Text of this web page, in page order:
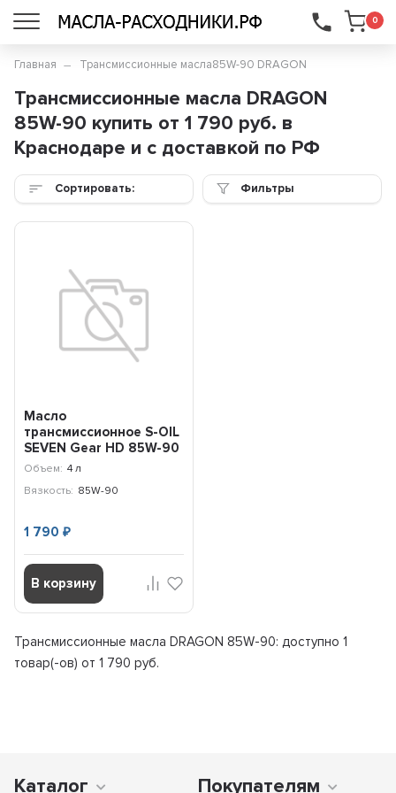
0
...
Главная Трансмиссионные масла85W-90 DRAGON
Трансмиссионные масла DRAGON
85W-90 купить от 1 790 руб. в
Краснодаре и с доставкой по РФ
Сортировать: Фильтры
Масло
трансмиссионное S-OIL
SEVEN Gear HD 85W-90
GL-5 (4л) E107793
Объем: 4 л
Вязкость: 85W-90
1 790₽
В корзину
Трансмиссионные масла DRAGON 85W-90: доступно1
товар(-ов) от 1 790 руб.
Каталог Покупателям